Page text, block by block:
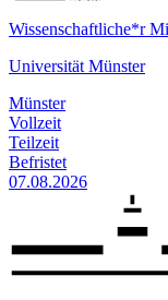
Wissenschaftliche*r
Universität Münster
Münster
Vollzeit
Teilzeit
Befristet
07.08.2026